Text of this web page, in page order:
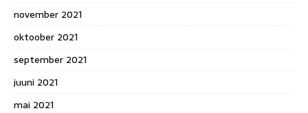
november 2021
oktoober 2021
september 2021
juuni 2021
mai 2021